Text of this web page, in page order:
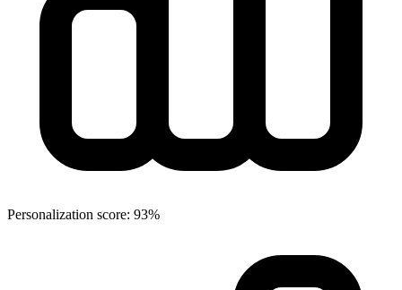
Personalization score: 93%